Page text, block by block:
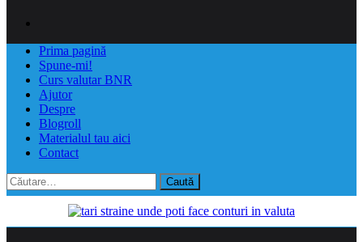
Prima pagină
Spune-mi!
Curs valutar BNR
Ajutor
Despre
Blogroll
Materialul tau aici
Contact
Caută
după: